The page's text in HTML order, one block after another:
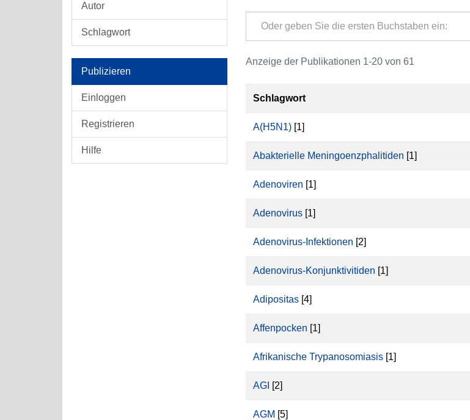
Autor
Schlagwort
Publizieren
Einloggen
Registrieren
Hilfe
Anzeige der Publikationen 1-20 von 61
Schlagwort
A(H5N1) [1]
Abakterielle Meningoenzphalitiden [1]
Adenoviren [1]
Adenovirus [1]
Adenovirus-Infektionen [2]
Adenovirus-Konjunktivitiden [1]
Adipositas [4]
Affenpocken [1]
Afrikanische Trypanosomiasis [1]
AGI [2]
AGM [5]